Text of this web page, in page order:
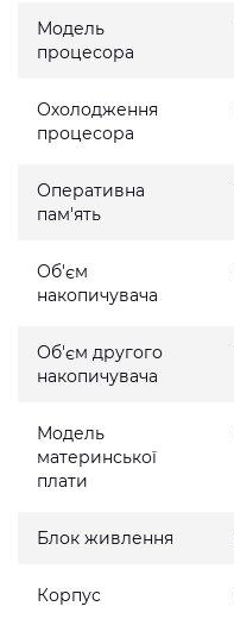
Модель
процесора
Охолодження
процесора
Оперативна
пам'ять
Об'єм
накопичувача
Об'єм другого
накопичувача
Модель
материнської
плати
Блок живлення
Корпус